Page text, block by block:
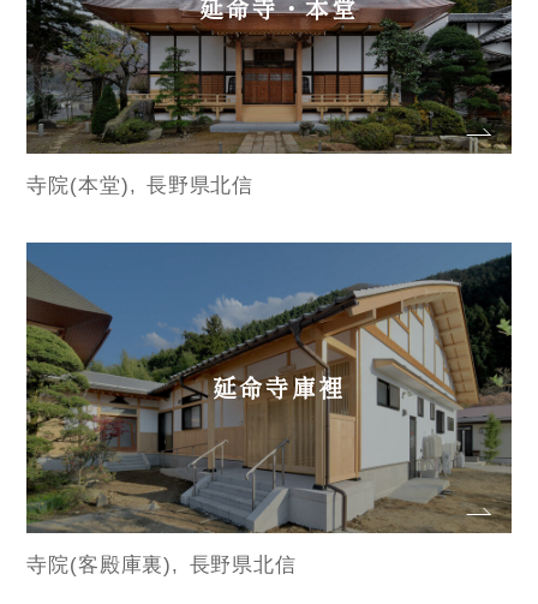
延命寺・本堂
寺院(本堂) 長野県北信
延命寺庫裡
寺院(客殿庫裏) 長野県北信